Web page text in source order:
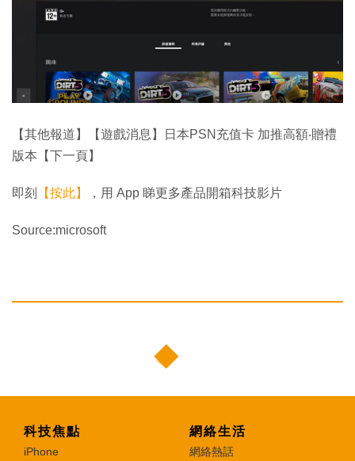
【其他報道】【遊戲消息】日本PSN充值卡 加推高額‧贈禮
版本【下一頁】
即刻 【按此】 ，用 App 睇更多產品開箱科技影片
Source:microsoft
科技焦點
iPhone
網絡生活
網絡熱話